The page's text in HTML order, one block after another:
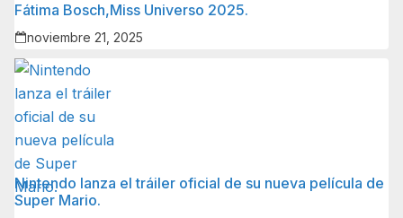
Fátima Bosch,Miss Universo 2025.
noviembre 21, 2025
Nintendo lanza el tráiler oficial de su nueva película de
Super Mario.